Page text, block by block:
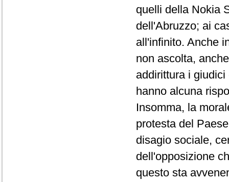
quelli della Nokia
dell'Abruzzo; ai
all'infinito. Anche
non ascolta,
addirittura i
hanno alcuna
Insomma, la
protesta del
disagio sociale,
dell'opposizione
questo sta